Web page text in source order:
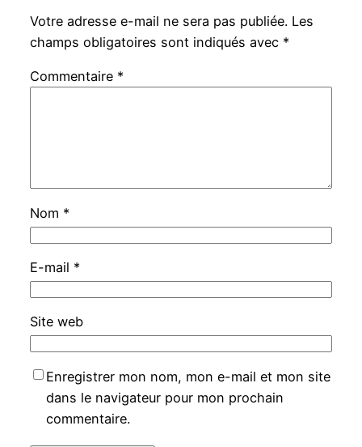
Votre adresse e-mail ne sera pas publiée. Les
champs obligatoires sont indiqués avec *
Commentaire *
Nom *
E-mail *
Site web
Enregistrer mon nom, mon e-mail et mon site
dans le navigateur pour mon prochain
commentaire.